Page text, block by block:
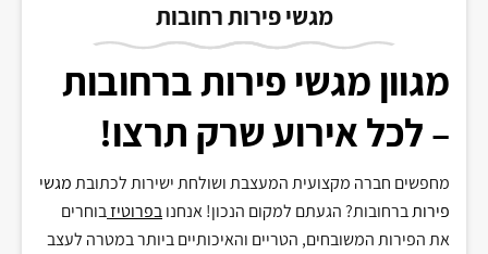
מגשי פירות רחובות
מגוון מגשי פירות ברחובות
– לכל אירוע שרק תרצו!
מחפשים חברה מקצועית המעצבת ושולחת ישירות לכתובתמגשי
פירותברחובות?הגעתם למקום הנכון!אנחנובפרוטיזבוחרים
את הפירות המשובחים, הטריים והאיכותיים ביותר במטרה לעצב